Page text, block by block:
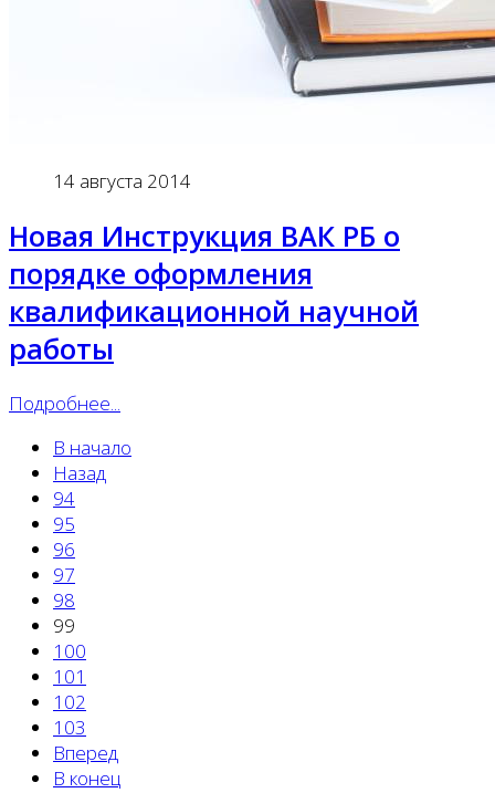
14 августа 2014
Новая Инструкция ВАК РБ о
порядке оформления
квалификационной научной
работы
Подробнее...
В начало
Назад
94
95
96
97
98
99
100
101
102
103
Вперед
В конец